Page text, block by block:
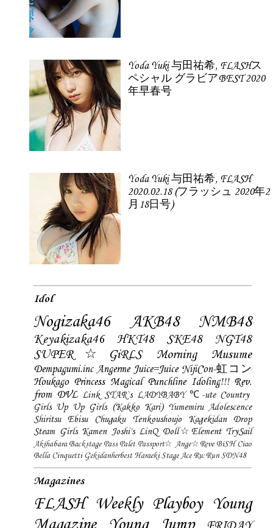
Yoda Yuki 与田祐希, FLASHス
ペシャル グラビアBEST 2020
年早春号
Yoda Yuki 与田祐希, FLASH
2020.02.18 (フラッシュ 2020年2
月18日号)
Idol
Nogizaka46 AKB48 NMB48
Keyakizaka46 HKT48 SKE48
NGT48
SUPER☆GiRLS
Morning Musume
Dempagumi.inc Angerme Juice=Juice NijiCon-虹コン
Houkago Princess Magical Punchline Idoling!!! Rev.
from DVL Link STAR`s LADYBABY ℃-ute Country
Girls Up Up Girls (Kakko Kari) Yumemiru Adolescence
Shiritsu Ebisu Chugaku
Tenkoushoujo Kagekidan
Drop
Steam Girls Kamen Joshi's LinQ Doll☆Element TrySail
Akihabara Backstage Pass Palet Passport☆ Ange☆Reve BiSH Ciao
Bella Cinquetti Gekidanherbest Haraeki Stage Ace Ru:Run SDN48
Magazines
FLASH Weekly Playboy Young